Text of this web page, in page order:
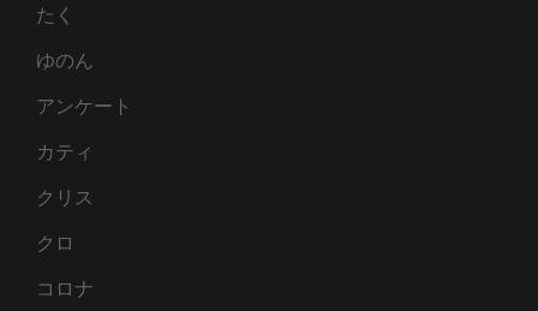
たく
ゆのん
アンケート
カティ
クリス
クロ
コロナ